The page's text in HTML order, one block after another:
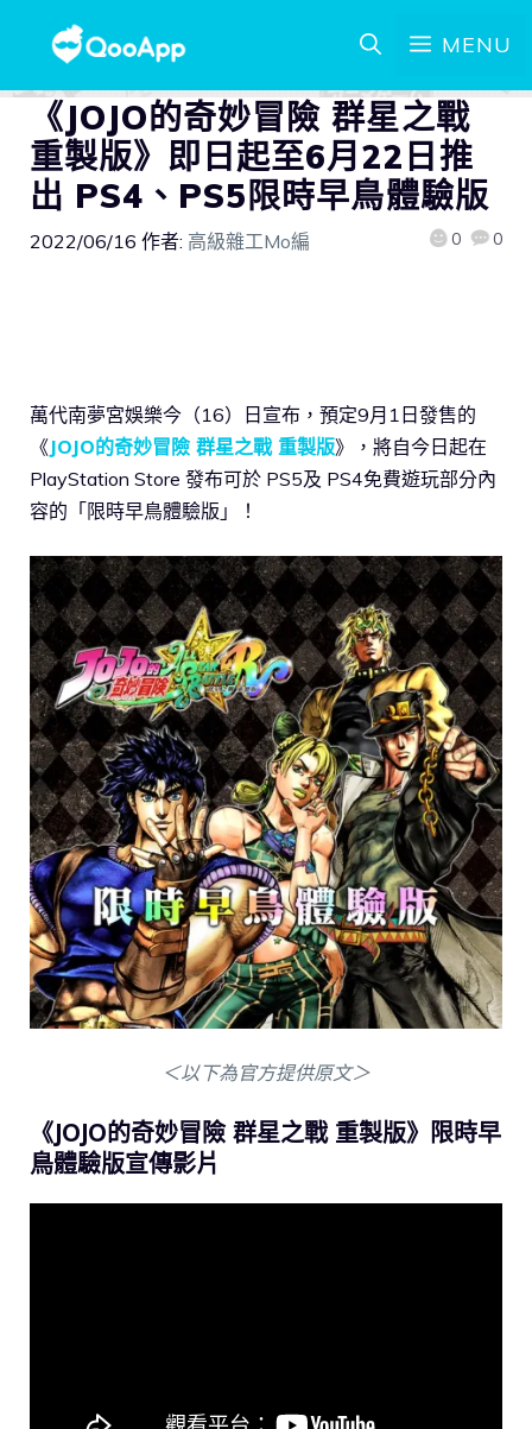
MENU
《JOJO的奇妙冒險 群星之戰
重製版》即日起至6月22日推
出 PS4、PS5限時早鳥體驗版
2022/06/16 作者: 高級雜工Mo編 0 0
萬代南夢宮娛樂今（16）日宣布，預定9月1日發售的
《JOJO的奇妙冒險 群星之戰 重製版》，將自今日起在
PlayStation Store 發布可於 PS5及 PS4免費遊玩部分內
容的「限時早鳥體驗版」！
＜以下為官方提供原文＞
《JOJO的奇妙冒險 群星之戰 重製版》限時早
鳥體驗版宣傳影片